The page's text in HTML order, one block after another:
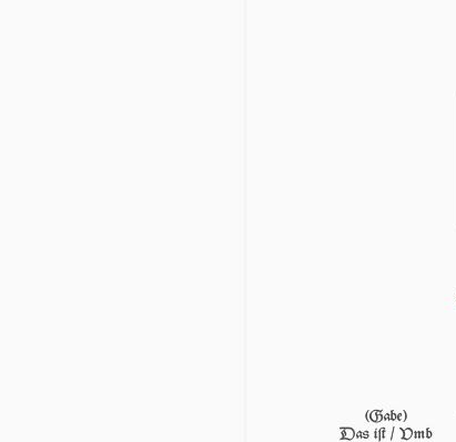
(Gabe)
Das iſt / Vmb